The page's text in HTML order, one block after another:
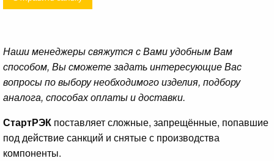
Наши менеджеры свяжутся с Вами удобным Вам
способом, Вы сможете задать интересующие Вас
вопросы по выбору необходимого изделия, подбору
аналога, способах оплаты и доставки.
СтартРЭК поставляет сложные, запрещённые, попавшие
под действие санкций и снятые с производства
компоненты.